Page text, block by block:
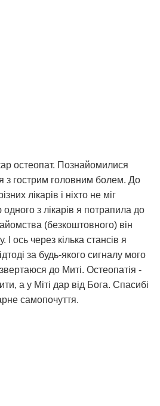
остеопат. Познайомилися
з гострим головним болем. До
лікарів і ніхто не міг
з лікарів я потрапила до
(безкоштовного) він
ось через кілька стансів я
за будь-якого сигналу мого
до Миті. Остеопатія -
а у Міті дар від Бога. Спасибі
самопочуття.